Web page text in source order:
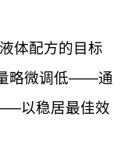
体配方的目标
略微调低——通
以稳居最佳效